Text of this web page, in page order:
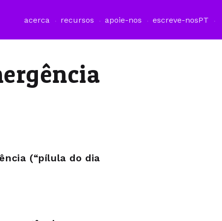
acerca recursos apoie-nos escreve-nosPT
(“pílula do dia